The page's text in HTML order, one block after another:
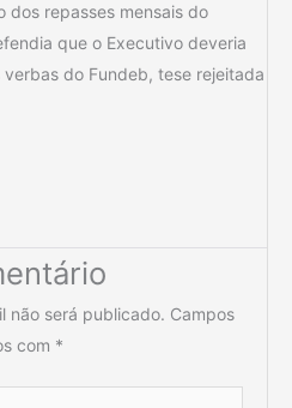
dos repasses mensais do
que o Executivo deveria
do Fundeb, tese rejeitada
não será publicado. Campos
com *